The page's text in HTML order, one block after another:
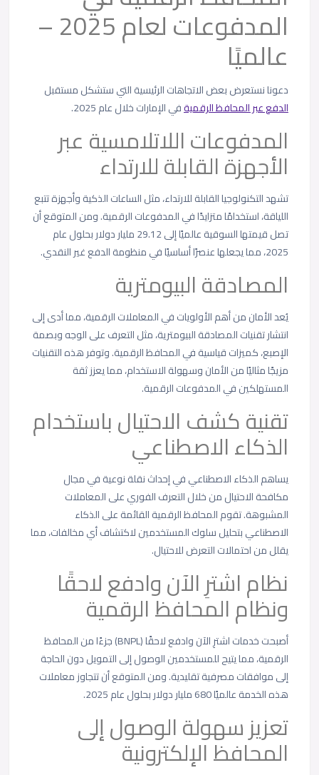
المدفوعات لعام 2025 –
عالميًا
دعونا نستعرض بعض الاتجاهات الرئيسية التي ستشكل مستقبل
الدفع عبر المحافظ الرقميةفي الإمارات خلال عام 2025.
المدفوعات اللاتلامسية عبر
الأجهزة القابلة للارتداء
تشهد التكنولوجيا القابلة للارتداء، مثل الساعات الذكية وأجهزة تتبع
اللياقة، استخدامًا متزايدًا في المدفوعات الرقمية. ومن المتوقع أن
تصل قيمتها السوقية عالميًا إلى 29.12 مليار دولار بحلول عام
2025، مما يجعلها عنصرًا أساسيًا في منظومة الدفع غير النقدي.
المصادقة البيومترية
يُعد الأمان من أهم الأولويات في المعاملات الرقمية، مما أدى إلى
انتشار تقنيات المصادقة البيومترية، مثل التعرف على الوجه وبصمة
الإصبع، كميزات قياسية في المحافظ الرقمية. وتوفر هذه التقنيات
مزيجًا مثاليًا من الأمان وسهولة الاستخدام، مما يعزز ثقة
المستهلكين في المدفوعات الرقمية.
تقنية كشف الاحتيال باستخدام
الذكاء الاصطناعي
يساهم الذكاء الاصطناعي في إحداث نقلة نوعية في مجال
مكافحة الاحتيال من خلال التعرف الفوري على المعاملات
المشبوهة. تقوم المحافظ الرقمية القائمة على الذكاء
الاصطناعي بتحليل سلوك المستخدمين لاكتشاف أي مخالفات، مما
يقلل من احتمالات التعرض للاحتيال.
نظام اشترِ الآن وادفع لاحقًا
ونظام المحافظ الرقمية
أصبحت خدمات اشترِ الآن وادفع لاحقًا (BNPL) جزءًا من المحافظ
الرقمية، مما يتيح للمستخدمين الوصول إلى التمويل دون الحاجة
إلى موافقات مصرفية تقليدية. ومن المتوقع أن تتجاوز معاملات
هذه الخدمة عالميًا 680 مليار دولار بحلول عام 2025.
تعزيز سهولة الوصول إلى
المحافظ الإلكترونية